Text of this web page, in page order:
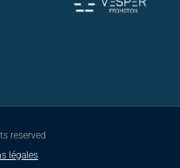
reserved
légales